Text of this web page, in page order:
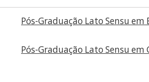
Pós-Graduação Lato Sensu
Pós-Graduação Lato Sensu